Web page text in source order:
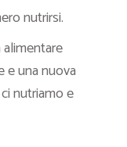
nutrirsi.
e una nuova
nutriamo e